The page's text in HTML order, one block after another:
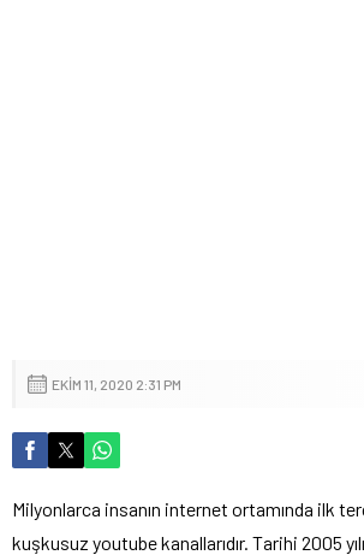
EKIM 11, 2020 2:31 PM
Milyonlarca insanın internet ortamında ilk
kuşkusuz youtube kanallarıdır. Tarihi 2005